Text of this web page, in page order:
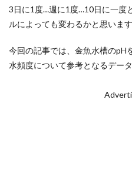
3日に1度…週に1度…10日に一度
ルによっても変わるかと思います
今回の記事では、金魚水槽のpH
水頻度について参考となるデー